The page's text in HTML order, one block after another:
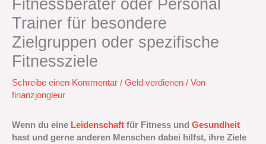
Trainer für besondere
Zielgruppen oder spezifische
Fitnessziele
Schreibe einen Kommentar / Geld verdienen / Von
finanzjongleur
Wenn du eine Leidenschaft für Fitness und Gesundheit
hast und gerne anderen Menschen dabei hilfst, ihre Ziele